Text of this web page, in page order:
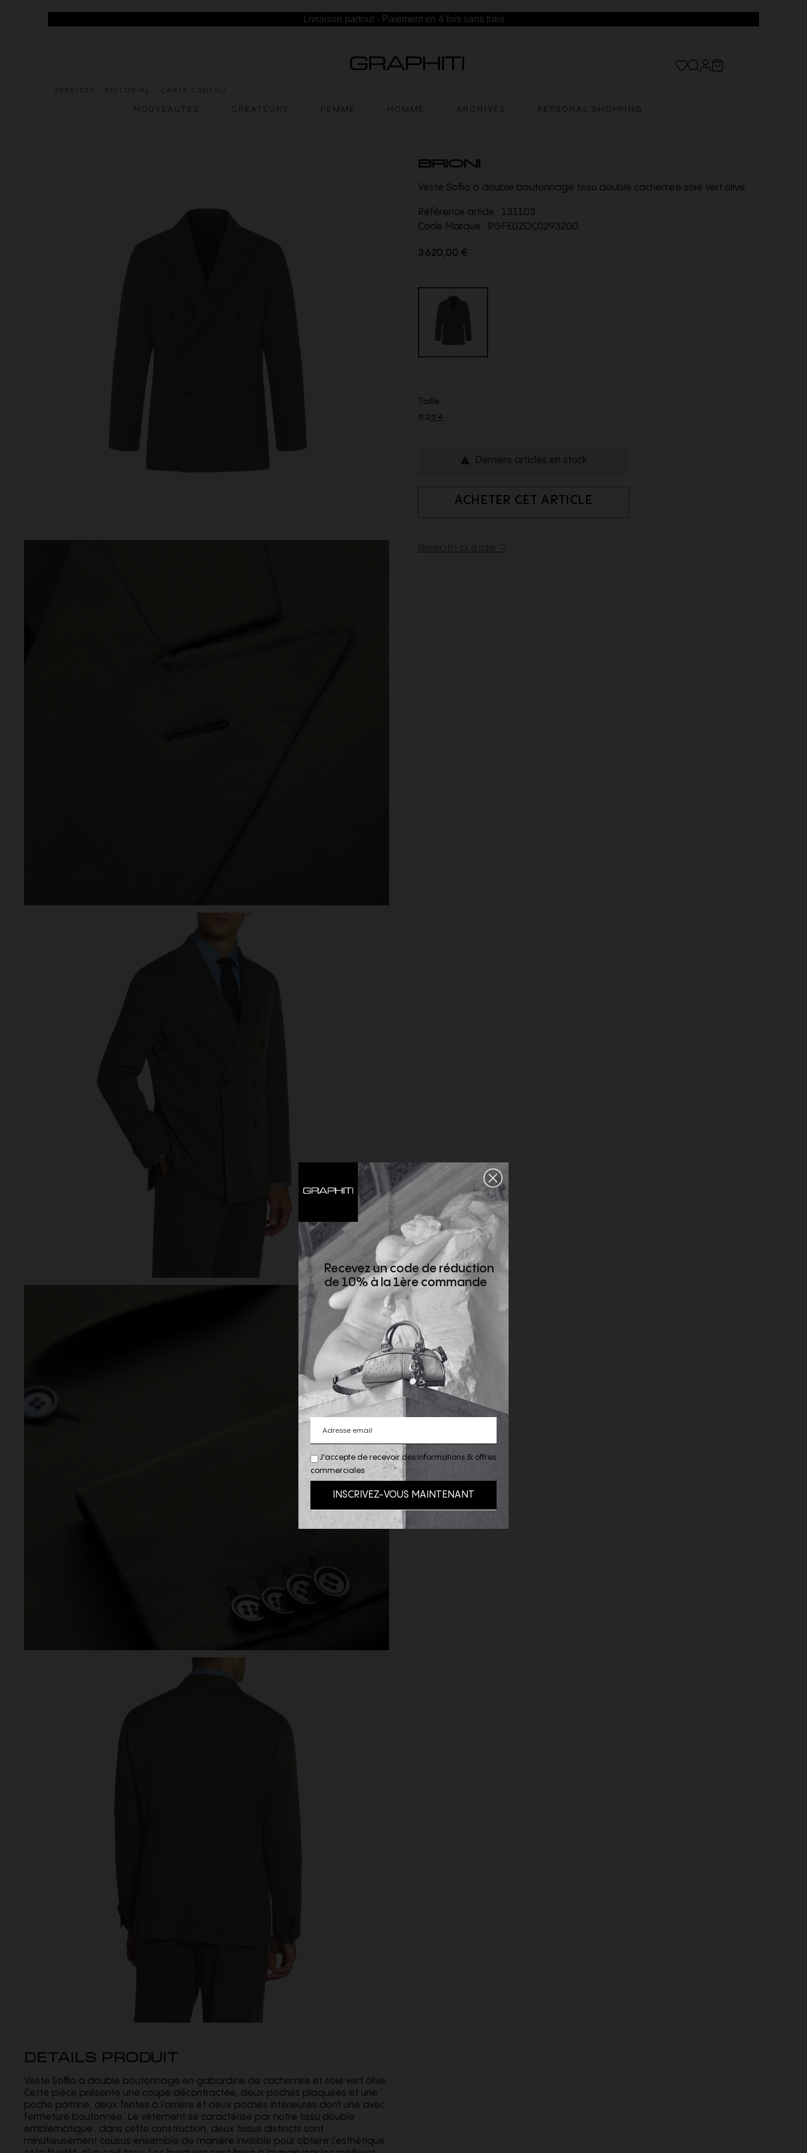
Livraison partout - Paiement en 4 fois sans frais
SERVICES EDITORIAL CARTE CADEAU
NOUVEAUTES CREATEURS FEMME HOMME ARCHIVES PERSONAL SHOPPING
BRIONI
Veste Soffio à double boutonnage tissu double cachemire soie vert olive
Référence article : 131103
Code Marque : RGFE0ZOC0293200
3 620,00 €
Taille :
5254
 Derniers articles en stock
ACHETER CET ARTICLE
DETAILS PRODUIT
Veste Soffio à double boutonnage en gabardine de cachemire et soie vert olive.
Cette pièce présente une coupe décontractée, deux poches plaquées et une
poche poitrine, deux fentes à l’arrière et deux poches intérieures dont une avec
fermeture boutonnée. Le vêtement se caractérise par notre tissu double
emblématique : dans cette construction, deux tissus distincts sont
minutieusement cousus ensemble de manière invisible pour obtenir l’esthétique
J'accepte de recevoir des informations & offres
commerciales
Recevez un code de réduction
de 10% à la 1ère commande